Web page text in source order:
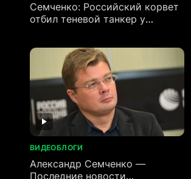
Семченко: Российский корвет
отбил теневой танкер у
ВИДЕОБЛОГИ
Александр Семченко —
Последние новости